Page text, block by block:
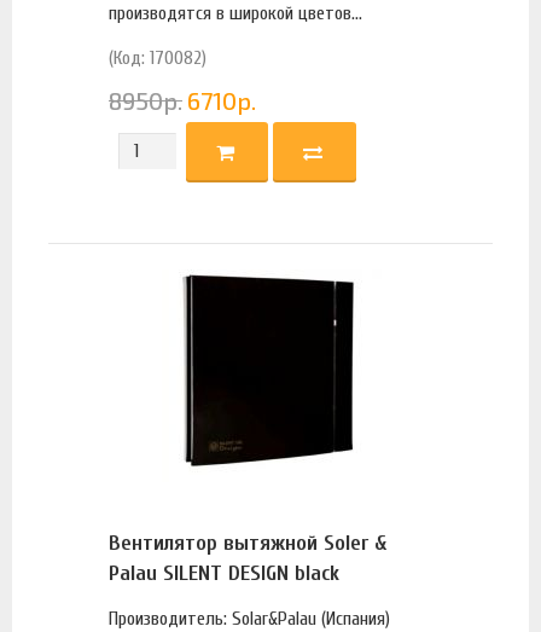
производятся в широкой цветов...
(Код: 170082)
8950р. 6710р.
Вентилятор вытяжной Soler &
Palau SILENT DESIGN black
Производитель: Solar&Palau (Испания)